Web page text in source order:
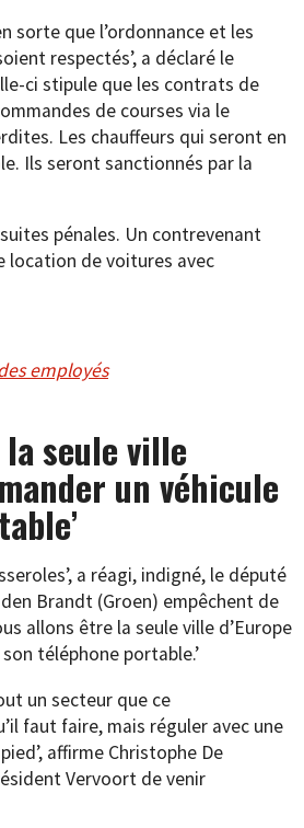
sorte que l’ordonnance et les
respectés’, a déclaré le
ci stipule que les contrats de
de courses via le
Les chauffeurs qui seront en
Ils seront sanctionnés par la
pénales. Un contrevenant
location de voitures avec
employés
la seule ville
un véhicule
a réagi, indigné, le député
Brandt (Groen) empêchent de
allons être la seule ville d’Europe
téléphone portable.’
un secteur que ce
faut faire, mais réguler avec une
affirme Christophe De
Vervoort de venir